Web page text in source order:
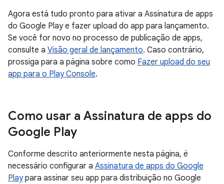
Agora está tudo pronto para ativar a Assinatura de apps
do Google Play e fazer upload do app para lançamento.
Se você for novo no processo de publicação de apps,
consulte a Visão geral de lançamento. Caso contrário,
prossiga para a página sobre como Fazer upload do seu
app para o Play Console.
Como usar a Assinatura de apps do
Google Play
Conforme descrito anteriormente nesta página, é
necessário configurar a Assinatura de apps do Google
Playpara assinar seu app para distribuição no Google